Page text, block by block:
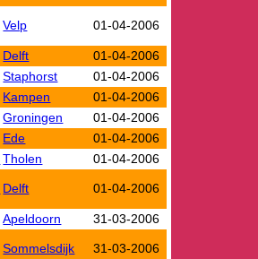
Velp 01-04-2006
Delft
01-04-2006
Staphorst
01-04-2006
Kampen
01-04-2006
Groningen
01-04-2006
Ede
01-04-2006
Tholen
01-04-2006
Delft 01-04-2006
Apeldoorn
31-03-2006
Sommelsdijk 31-03-2006